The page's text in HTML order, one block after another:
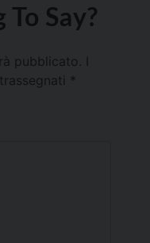
Say?
pubblicato.
*